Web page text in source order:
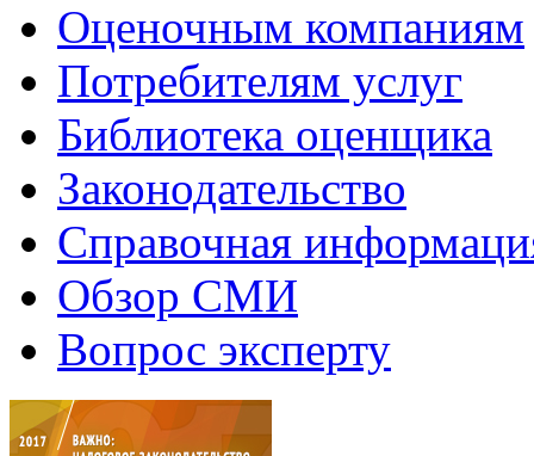
Оценочным компаниям
Потребителям услуг
Библиотека оценщика
Законодательство
Справочная
Обзор СМИ
Вопрос эксперту